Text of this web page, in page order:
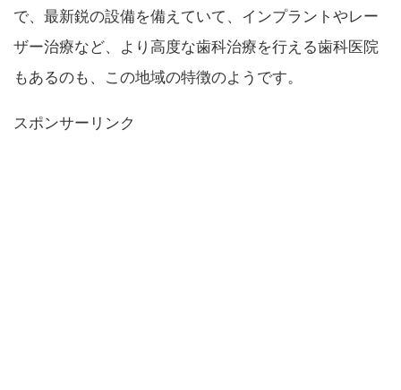
で、最新鋭の設備を備えていて、インプラントやレー
ザー治療など、より高度な歯科治療を行える歯科医院
もあるのも、この地域の特徴のようです。
スポンサーリンク